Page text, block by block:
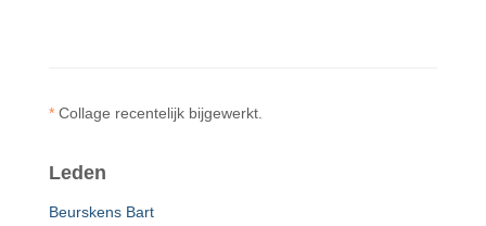
* Collage recentelijk bijgewerkt.
Leden
Beurskens Bart